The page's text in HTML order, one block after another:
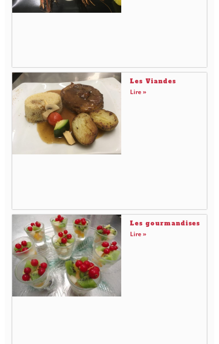
Les Viandes
Lire »
Les gourmandises
Lire »